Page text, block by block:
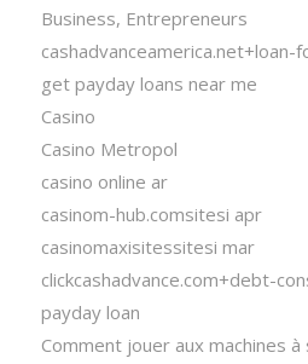
Business, Entrepreneurs
get payday loans near me
Casino
Casino Metropol
casino online ar
casinom-hub.comsitesi apr
casinomaxisitessitesi mar
clickcashadvance.com+debt-
payday loan
Comment jouer aux machines